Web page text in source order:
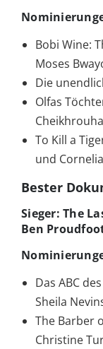
Bobi Wine:
Moses
Die
Olfas
To Kill a
und
Bester
Sieger: The
Ben
Das ABC
Sheila
The Barber
Christine